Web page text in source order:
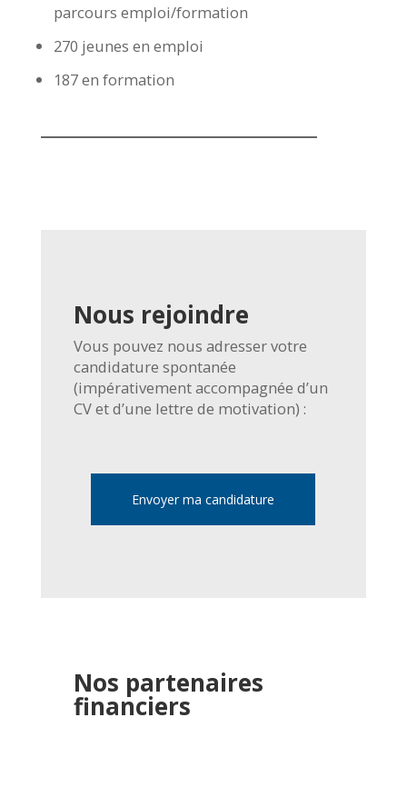
parcours emploi/formation
270 jeunes en emploi
187 en formation
Nous rejoindre
Vous pouvez nous adresser votre
candidature spontanée
(impérativement accompagnée d’un
CV et d’une lettre de motivation) :
Envoyer ma candidature
Nos partenaires
financiers